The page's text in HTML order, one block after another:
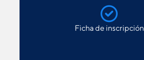
Ficha de inscripción